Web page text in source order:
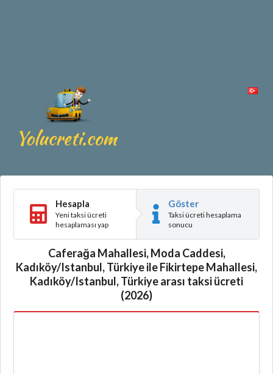
Hesapla
Yeni taksi ücreti
hesaplaması yap
Göster
Taksi ücreti hesaplama
sonucu
Caferağa Mahallesi, Moda Caddesi,
Kadıköy/Istanbul, Türkiye ile Fikirtepe Mahallesi,
Kadıköy/Istanbul, Türkiye arası taksi ücreti
(2026)